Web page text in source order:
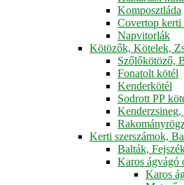
Komposztláda
Covertop kerti
Napvitorlák
Kötözők, Kötelek,
Szőlőkötöző,
Fonatolt kötél
Kenderkötél
Sodrott PP
Kenderzsineg,
Kerti szerszámok,
Balták,
Karos
Karos